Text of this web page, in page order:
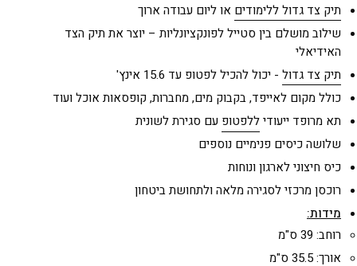
תיק צד גדול ללימודים או ליום עבודה ארוך
שילוב מושלם בין סטייל לפונקציונליות – יוצר את תיק הצד
האידיאלי
תיק צד גדול - יכול להכיל לפטופ עד 15.6 אינץ'
כולל מקום לאייפד, בקבוק מים, מחברות, קופסאות אוכל ועוד
תא מרופד ייעודיללפטופ עם סגירת לשונית
שלושה כיסים פנימיים נוספים
כיס חיצוני לארגון ונוחות
רוכסן מרכזי לסגירה מלאה ולתחושת ביטחון
מידות:
רוחב: 39 ס"מ
אורך: 35.5 ס"מ